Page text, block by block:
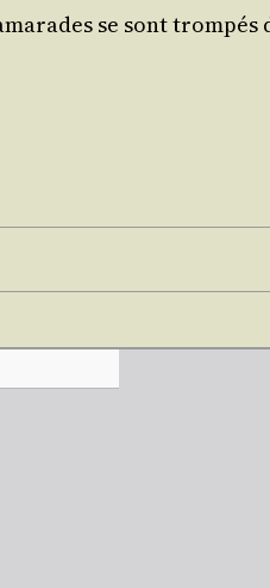
se sont